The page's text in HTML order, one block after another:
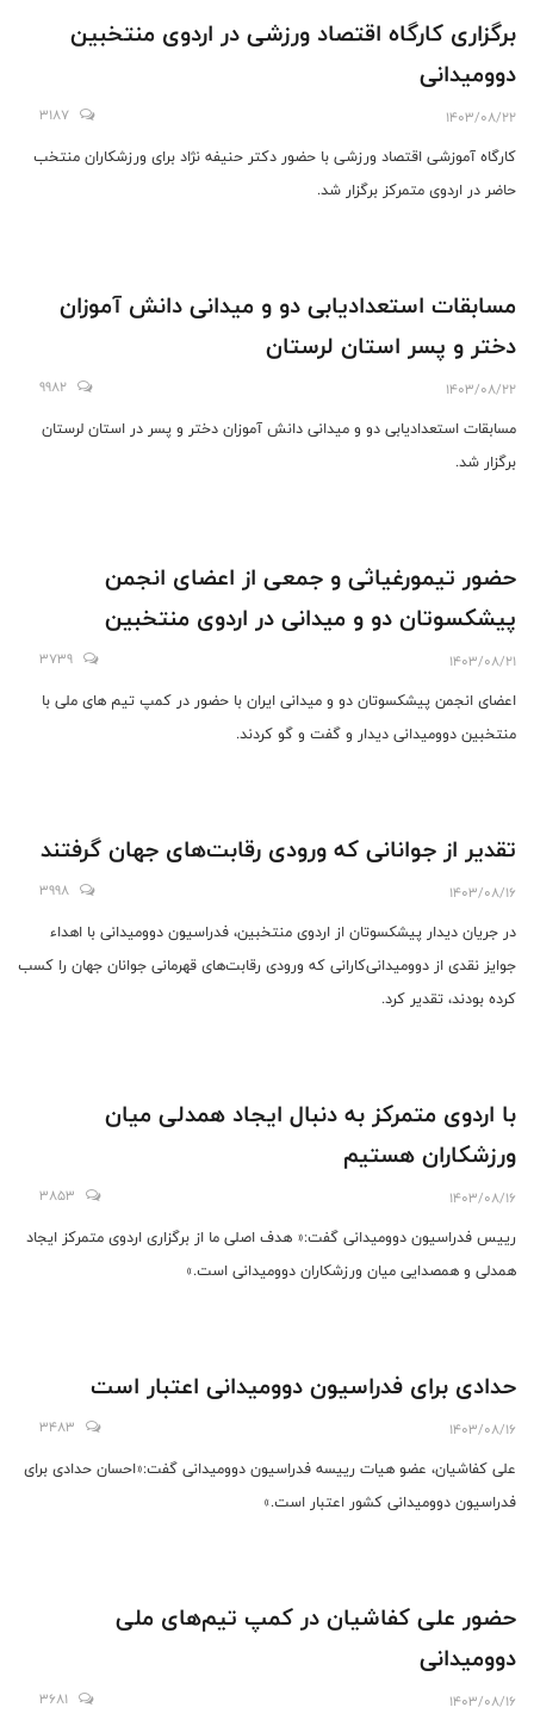
برگزاری کارگاه اقتصاد ورزشی در اردوی منتخبین
دوومیدانی
1403/08/22
3187
کارگاه آموزشی اقتصاد ورزشی با حضور دکتر حنیفه نژاد برای ورزشکاران منتخب
حاضر در اردوی متمرکز برگزار شد.
مسابقات استعدادیابی دو و میدانی دانش آموزان
دختر و پسر استان لرستان
1403/08/22
9982
مسابقات استعدادیابی دو و میدانی دانش آموزان دختر و پسر در استان لرستان
برگزار شد.
حضور تیمورغیاثی و جمعی از اعضای انجمن
پیشکسوتان دو و میدانی در اردوی منتخبین
1403/08/21
3739
اعضای انجمن پیشکسوتان دو و میدانی ایران با حضور در کمپ تیم های ملی با
منتخبین دوومیدانی دیدار و گفت و گو کردند.
تقدیر از جوانانی که ورودی رقابت‌های جهان گرفتند
1403/08/16
3998
در جریان دیدار پیشکسوتان از اردوی منتخبین، فدراسیون دوومیدانی با اهداء
جوایز نقدی از دوومیدانی‌کارانی که ورودی رقابت‌های قهرمانی جوانان جهان را کسب
کرده بودند، تقدیر کرد.
با اردوی متمرکز به دنبال ایجاد همدلی میان
ورزشکاران هستیم
1403/08/16
3853
رییس فدراسیون دوومیدانی گفت:« هدف اصلی ما از برگزاری اردوی متمرکز ایجاد
همدلی و همصدایی میان ورزشکاران دوومیدانی است.»
حدادی برای فدراسیون دوومیدانی اعتبار است
1403/08/16
3483
علی کفاشیان، عضو هیات رییسه فدراسیون دوومیدانی گفت:«احسان حدادی برای
فدراسیون دوومیدانی کشور اعتبار است.»
حضور علی کفاشیان در کمپ تیم‌های ملی
دوومیدانی
1403/08/16
3681